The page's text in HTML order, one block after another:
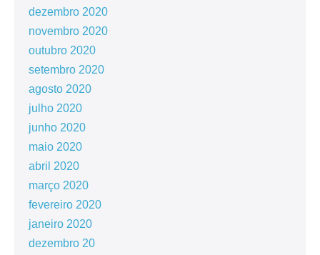
dezembro 2020
novembro 2020
outubro 2020
setembro 2020
agosto 2020
julho 2020
junho 2020
maio 2020
abril 2020
março 2020
fevereiro 2020
janeiro 2020
dezembro 20